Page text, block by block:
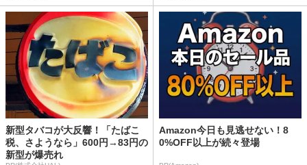
新型タバコが大反響！「たばこ
税、さようなら」600円→83円の
新型が爆売れ
Amazon今日も見逃せない！8
0%OFF以上が続々登場